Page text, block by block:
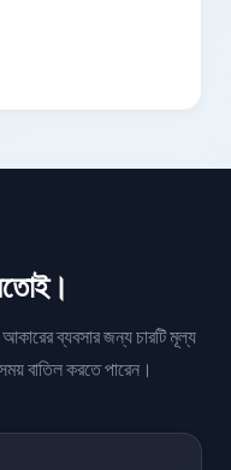
ব্যবসার জন্য চারটি মূল্য
বাতিল করতে পারেন।